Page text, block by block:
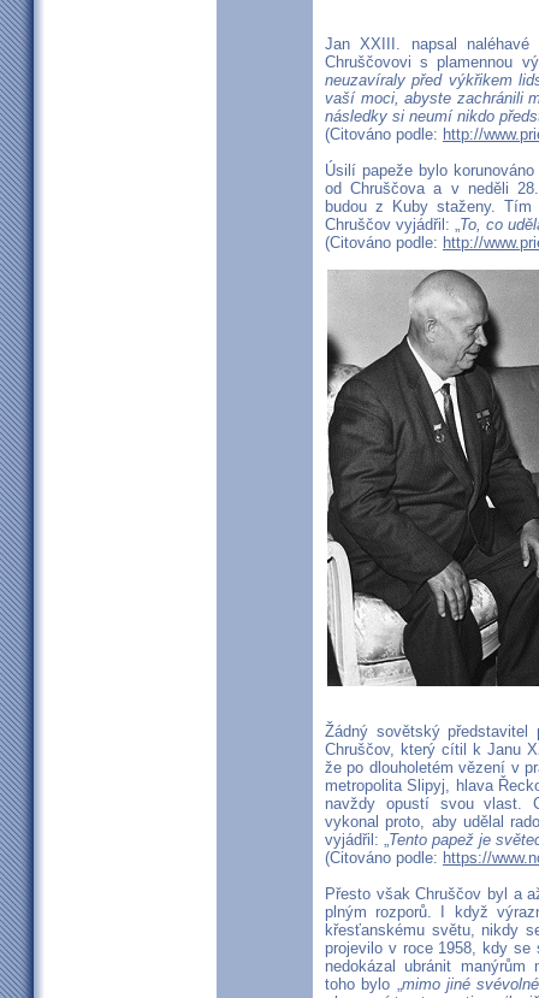
Jan XXIII. napsal
Chruščovovi s plamennou
neuzavíraly před výkřikem
vaší moci, abyste zachránili
následky si neumí nikdo
(Citováno podle: http://
Úsilí papeže bylo
od Chruščova a v neděli
budou z Kuby staženy.
Chruščov vyjádřil: „To, co
(Citováno podle: http://
Žádný sovětský
Chruščov, který cítil k Janu
že po dlouholetém vězení v
metropolita Slipyj, hlava
navždy opustí svou vlast.
vykonal proto, aby udělal
vyjádřil: „Tento papež je
(Citováno podle: https://
Přesto však Chruščov byl a
plným rozporů. I když
křesťanskému světu, nikdy
projevilo v roce 1958, kdy se
nedokázal ubránit manýrům
toho bylo „mimo jiné